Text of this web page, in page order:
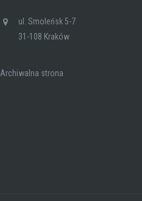
ul. Smoleńsk 5-7
31-108 Kraków
Archiwalna strona